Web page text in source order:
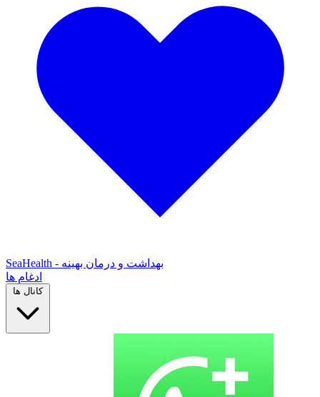
SeaHealth - بهداشت و درمان بهینه
ادغام ها
کانال ها